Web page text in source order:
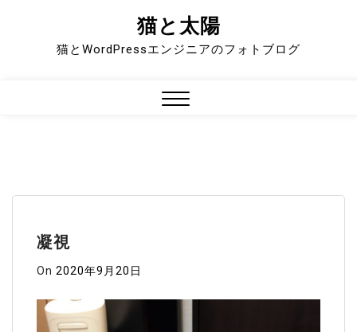
猫と太陽
猫とWordPressエンジニアのフォトブログ
凝視
On 2020年9月20日